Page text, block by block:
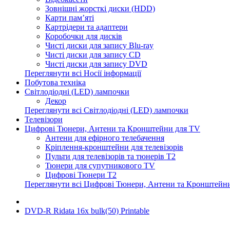
Зовнішні жорсткі диски (HDD)
Карти пам’яті
Картрідери та адаптери
Коробочки для дисків
Чисті диски для запису Blu-ray
Чисті диски для запису CD
Чисті диски для запису DVD
Переглянути всі Носії інформації
Побутова техніка
Світлодіодні (LED) лампочки
Декор
Переглянути всі Світлодіодні (LED) лампочки
Телевізори
Цифрові Тюнери, Антени та Кронштейни для TV
Антени для ефірного телебачення
Кріплення-кронштейни для телевізорів
Пульти для телевізорів та тюнерів T2
Тюнери для супутникового TV
Цифрові Тюнери T2
Переглянути всі Цифрові Тюнери, Антени та
DVD-R Ridata 16x bulk(50) Printable